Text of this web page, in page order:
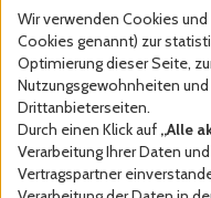
Wir verwenden Cookies
Cookies genannt) zur
Optimierung dieser Seite,
Nutzungsgewohnheiten
Drittanbieterseiten.
Durch einen Klick auf „Alle
Verarbeitung Ihrer Daten
Vertragspartner